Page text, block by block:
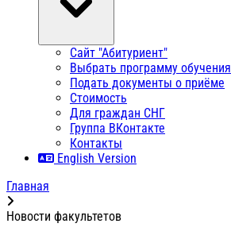
Сайт "Абитуриент"
Выбрать программу обучения
Подать документы о приёме
Стоимость
Для граждан СНГ
Группа ВКонтакте
Контакты
English Version
Главная
Новости факультетов